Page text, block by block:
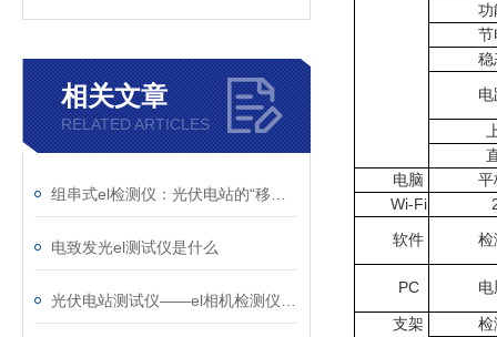
相关文章
RELATED ARTICLES
电致发光el测试仪是什么
功
节
稳
电脑
平
Wi-Fi
软件
检
PC
支架
检